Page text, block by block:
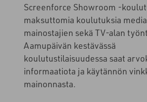
Screenforce Showroom -
maksuttomia koulutuksia
mainostajien sekä TV-alan
Aamupäivän kestävässä
koulutustilaisuudessa saat
informaatiota ja käytännön
mainonnasta.